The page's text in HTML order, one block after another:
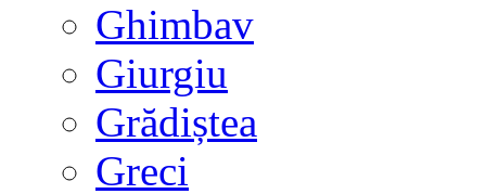
Ghimbav
Giurgiu
Grădiștea
Greci